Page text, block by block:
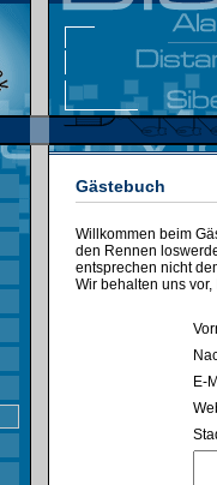
Gästebuch
Willkommen beim
den Rennen
entsprechen nicht
Wir behalten uns
E-